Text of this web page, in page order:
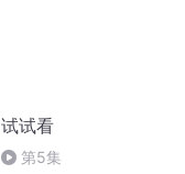
试试看
第5集